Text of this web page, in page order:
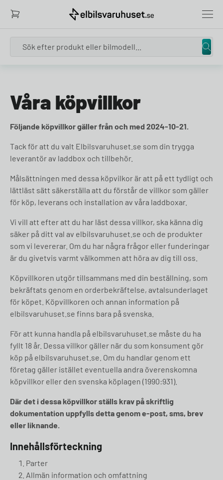
Våra köpvillkor
Följande köpvillkor gäller från och med 2024-10-21.
Tack för att du valt Elbilsvaruhuset.se som din trygga
leverantör av laddbox och tillbehör.
Målsättningen med dessa köpvilkor är att på ett tydligt och
lättläst sätt säkerställa att du förstår de villkor som gäller
för köp, leverans och installation av våra laddboxar.
Vi vill att efter att du har läst dessa villkor, ska känna dig
säker på ditt val av elbilsvaruhuset.se och de produkter
som vi levererar. Om du har några frågor eller funderingar
är du givetvis varmt välkommen att höra av dig till oss.
Köpvillkoren utgör tillsammans med din beställning, som
bekräftats genom en orderbekräftelse, avtalsunderlaget
för köpet. Köpvillkoren och annan information på
elbilsvaruhuset.se finns bara på svenska.
För att kunna handla på elbilsvaruhuset.se måste du ha
fyllt 18 år. Dessa villkor gäller när du som konsument gör
köp på elbilsvaruhuset.se. Om du handlar genom ett
företag gäller istället eventuella andra överenskomna
köpvillkor eller den svenska köplagen (1990:931).
Där det i dessa köpvillkor ställs krav på skriftlig
dokumentation uppfylls detta genom e-post, sms, brev
eller liknande.
Innehållsförteckning
Parter
Allmän information och omfattning